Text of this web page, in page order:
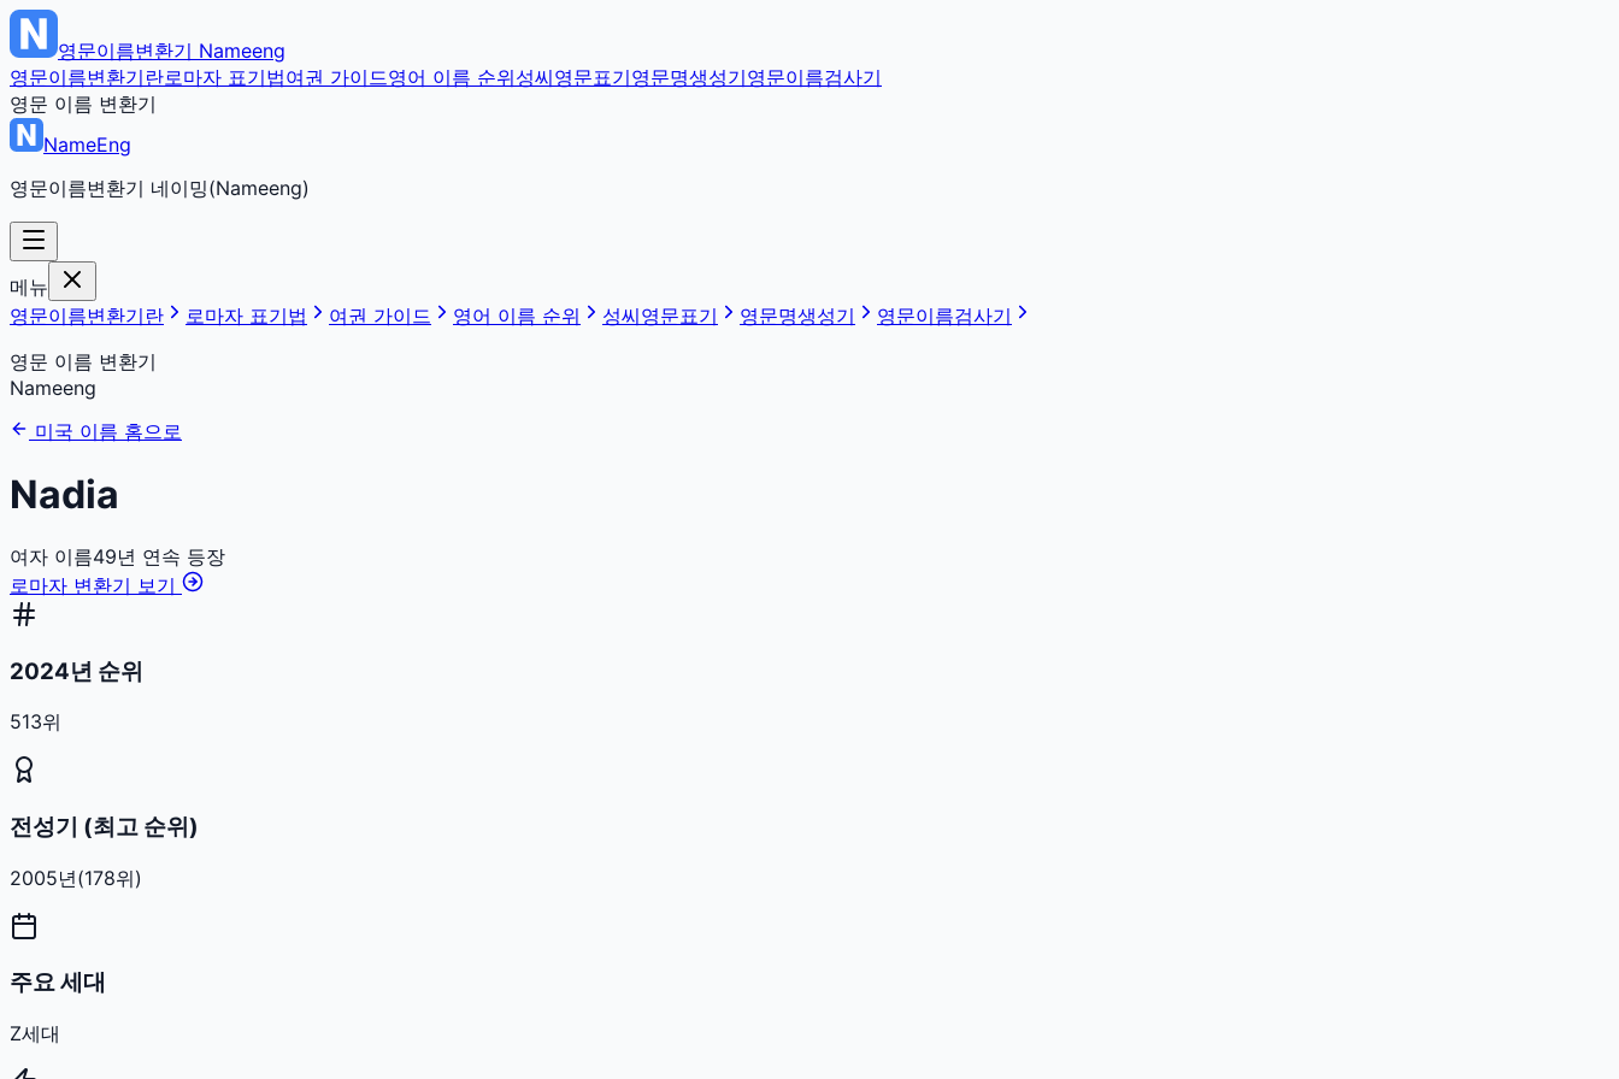
영문이름변환기 Nameeng
영문이름변환기란로마자 표기법여권 가이드영어 이름 순위성씨영문표기영문명생성기영문이름검사기
영문 이름 변환기
NameEng
영문이름변환기 네이밍(Nameeng)
메뉴
영문이름변환기란
로마자 표기법 여권 가이드 영어 이름 순위 성씨영문표기 영문명생성기
영문이름검사기
영문 이름 변환기
Nameeng
미국 이름 홈으로
Nadia
여자 이름49년 연속 등장
로마자 변환기 보기
2024년 순위
513위
전성기 (최고 순위)
2005년(178위)
주요 세대
Z세대